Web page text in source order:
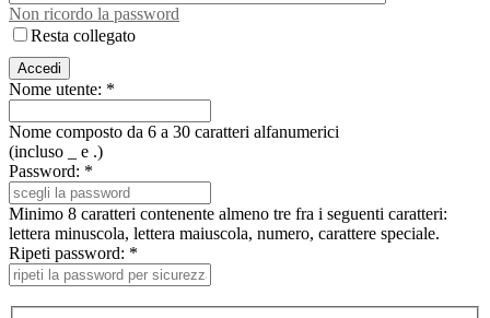
Non ricordo la password
Resta collegato
Nome utente: *
Nome composto da 6 a 30 caratteri alfanumerici
(incluso _ e .)
Password: *
Minimo 8 caratteri contenente almeno tre fra i seguenti caratteri:
lettera minuscola, lettera maiuscola, numero, carattere speciale.
Ripeti password: *